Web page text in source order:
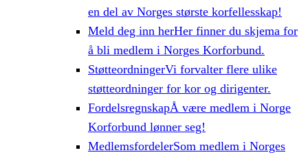
en del av Norges største korfellesskap!
Meld deg inn herHer finner du skjema for
å bli medlem i Norges Korforbund.
StøtteordningerVi forvalter flere ulike
støtteordninger for kor og dirigenter.
FordelsregnskapÅ være medlem i Norge
Korforbund lønner seg!
MedlemsfordelerSom medlem i Norges